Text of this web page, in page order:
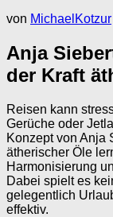
von MichaelKotzur
Anja
der Kraft
Reisen kann
Gerüche oder
Konzept von Anja
ätherischer Öle
Harmonisierung
Dabei spielt es
gelegentlich
effektiv.